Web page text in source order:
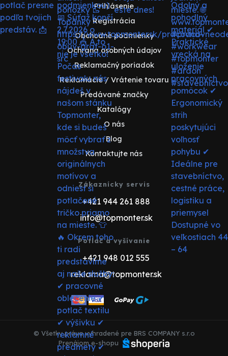
Prihlásenie
Registrácia
Obchodné podmienky
Ochrana osobných údajov
Reklamačný poriadok
Reklamácie / Vrátenie tovaru
Predávané značky
Katalógy
O nás
Blog
Kontaktujte nás
Zákaznícky servis
+421 944 261 888
info@topmonter.sk
Potlač a vyšívanie
+421 948 012 555
reklama@topmonter.sk
© Všetky práva vyhradené pre BRS COMPANY s.r.o
Prenájom e-shopu